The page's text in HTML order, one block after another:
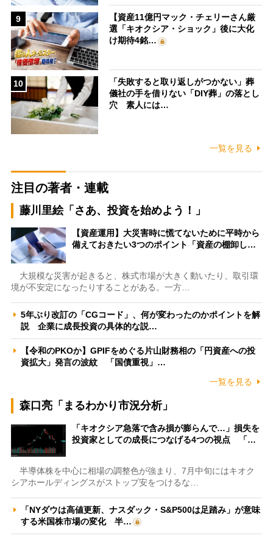
9
【資産11億円マック・チェリーさん厳
選「キオクシア・ショック」後に大化
け期待4銘…
10
「失敗すると取り返しがつかない」葬
儀社の手を借りない「DIY葬」の落とし
穴 素人には…
一覧を見る
注目の著者・連載
藤川里絵「さあ、投資を始めよう！」
【資産運用】大災害時に慌てないために平時から
備えておきたい3つのポイント「資産の棚卸し…
大規模な災害が起きると、株式市場が大きく動いたり、取引環
境が不安定になったりすることがある。一方…
5年ぶり改訂の「CGコード」、何が変わったのかポイントを解
説 企業に成長投資の具体的な説…
【令和のPKOか】GPIFをめぐる片山財務相の「円資産への投
資拡大」発言の波紋 「国債重視」…
一覧を見る
森口亮「まるわかり市況分析」
「キオクシア急落で含み損が膨らんで…」損失を
投資家としての成長につなげる4つの視点 「…
半導体株を中心に相場の調整色が強まり、7月中旬にはキオク
シアホールディングスがストップ安をつけるな…
「NYダウは高値更新、ナスダック・S&P500は足踏み」が意味
する米国株市場の変化 半…